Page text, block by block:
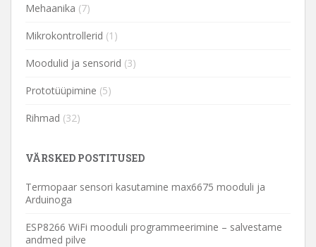
Mehaanika (7)
Mikrokontrollerid (1)
Moodulid ja sensorid (3)
Prototüüpimine (5)
Rihmad (32)
VÄRSKED POSTITUSED
Termopaar sensori kasutamine max6675 mooduli ja
Arduinoga
ESP8266 WiFi mooduli programmeerimine – salvestame
andmed pilve